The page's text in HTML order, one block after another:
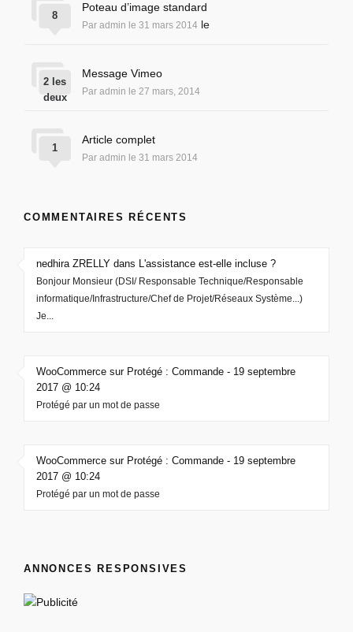
Poteau d’image standard
Par admin le 31 mars 2014 le
8
Message Vimeo
Par admin le 27 mars, 2014
2 les
deux
Article complet
Par admin le 31 mars 2014
1
COMMENTAIRES RÉCENTS
nedhira ZRELLY dans L'assistance est-elle incluse ?
Bonjour Monsieur (DSI/ Responsable Technique/Responsable
informatique/Infrastructure/Chef de Projet/Réseaux Système...)
Je...
WooCommerce sur Protégé : Commande - 19 septembre
2017 @ 10:24
Protégé par un mot de passe
WooCommerce sur Protégé : Commande - 19 septembre
2017 @ 10:24
Protégé par un mot de passe
ANNONCES RESPONSIVES